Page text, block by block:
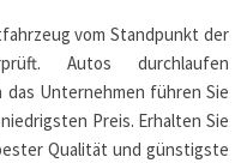
vom Standpunkt der
Autos durchlaufen
Unternehmen führen Sie
Preis. Erhalten Sie
Qualität und günstigste